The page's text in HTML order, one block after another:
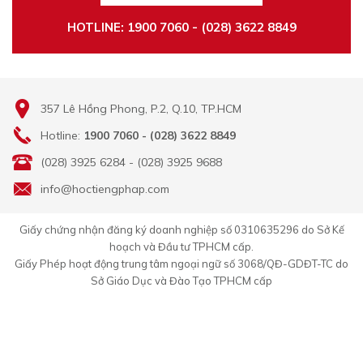
HOTLINE: 1900 7060 - (028) 3622 8849
357 Lê Hồng Phong, P.2, Q.10, TP.HCM
Hotline: 1900 7060 - (028) 3622 8849
(028) 3925 6284 - (028) 3925 9688
info@hoctiengphap.com
Giấy chứng nhận đăng ký doanh nghiệp số 0310635296 do Sở Kế
hoạch và Đầu tư TPHCM cấp.
Giấy Phép hoạt động trung tâm ngoại ngữ số 3068/QĐ-GDĐT-TC do
Sở Giáo Dục và Đào Tạo TPHCM cấp